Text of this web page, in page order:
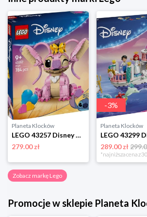
Planeta Klocków
LEGO 43257 Disney Andzia Lego
279.00 zł
-3%
Planeta Klocków
289.00 zł
Zobacz markę Lego
Promocje w sklepie Planeta